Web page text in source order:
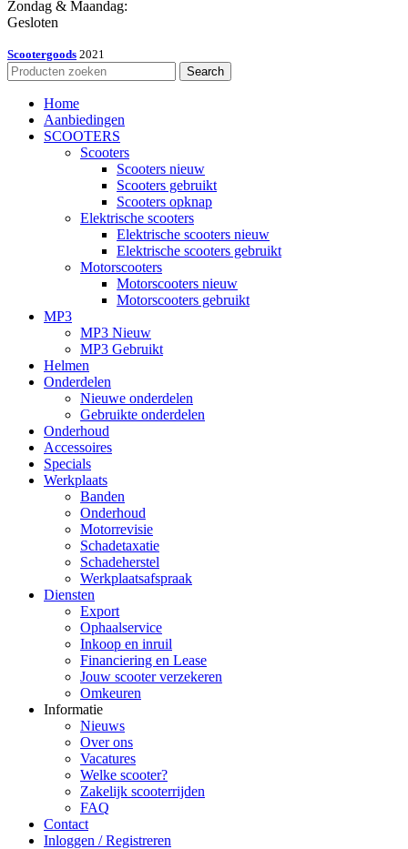
Zondag & Maandag:
Gesloten
Scootergoods 2021
Search
Home
Aanbiedingen
SCOOTERS
Scooters
Scooters nieuw
Scooters gebruikt
Scooters opknap
Elektrische scooters
Elektrische scooters nieuw
Elektrische scooters gebruikt
Motorscooters
Motorscooters nieuw
Motorscooters gebruikt
MP3
MP3 Nieuw
MP3 Gebruikt
Helmen
Onderdelen
Nieuwe onderdelen
Gebruikte onderdelen
Onderhoud
Accessoires
Specials
Werkplaats
Banden
Onderhoud
Motorrevisie
Schadetaxatie
Schadeherstel
Werkplaatsafspraak
Diensten
Export
Ophaalservice
Inkoop en inruil
Financiering en Lease
Jouw scooter verzekeren
Omkeuren
Informatie
Nieuws
Over ons
Vacatures
Welke scooter?
Zakelijk scooterrijden
FAQ
Contact
Inloggen / Registreren